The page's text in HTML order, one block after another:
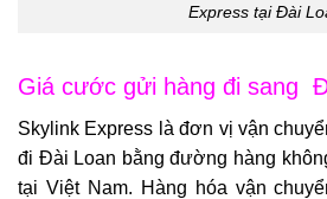
Express tại Đài
Giá cước gửi hàng đi sang
Skylink Express là đơn vị vận
đi Đài Loan bằng đường hàng
tại Việt Nam. Hàng hóa vận